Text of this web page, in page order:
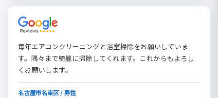
毎年エアコンクリーニングと浴室掃除をお願いしていま
す。隅々まで綺麗に掃除してくれます。これからもよろし
くお願いします。
名古屋市名東区 / 男性